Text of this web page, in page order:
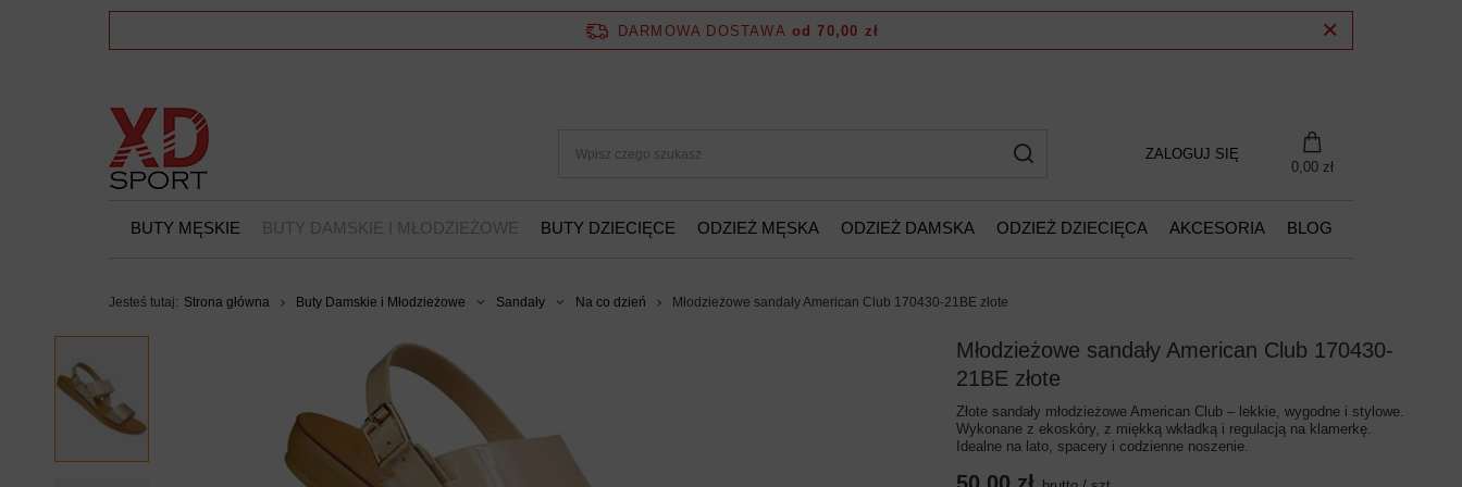
DARMOWA DOSTAWA od 70,00 zł
ZALOGUJ SIĘ
0,00 zł
BUTY MĘSKIE BUTY DAMSKIE I MŁODZIEŻOWE BUTY DZIECIĘCE ODZIEŻ MĘSKA ODZIEŻ DAMSKA ODZIEŻ DZIECIĘCA AKCESORIA BLOG
Jesteś tutaj: Strona główna Buty Damskie i Młodzieżowe Sandały Na co dzień Młodzieżowe sandały American Club 170430-21BE złote
Młodzieżowe sandały American Club 170430-
21BE złote
Złote sandały młodzieżowe American Club – lekkie, wygodne i stylowe.
Wykonane z ekoskóry, z miękką wkładką i regulacją na klamerkę.
Idealne na lato, spacery i codzienne noszenie.